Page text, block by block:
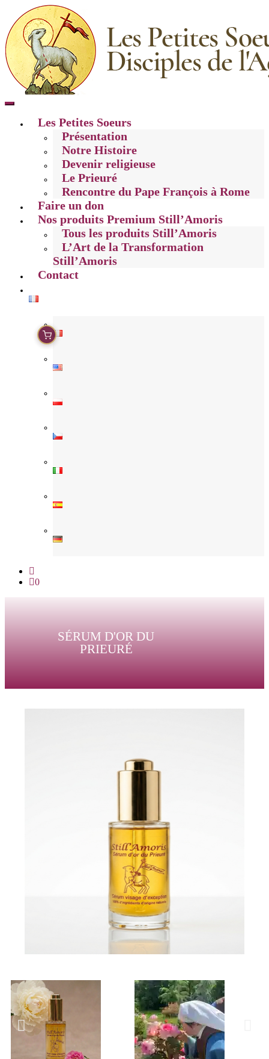
Toggle
mobileLes Petites Soeurs
Présentation
Notre Histoire
Devenir religieuse
Le Prieuré
Rencontre du Pape François à Rome
Faire un don
Nos produits Premium Still’Amoris
Tous les produits Still’Amoris
L’Art de la Transformation
Still’Amoris
Contact
0
SÉRUM D'OR DU
PRIEURÉ